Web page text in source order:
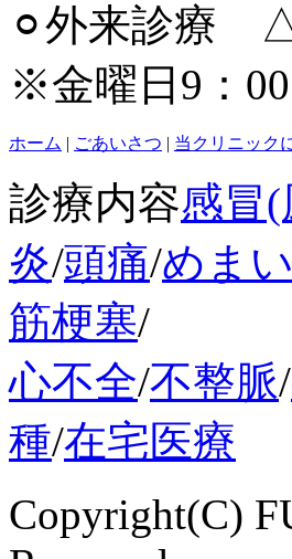
⚪︎外来診療
※金曜日9：
ホーム | ごあいさつ | 当クリニック
診療内容感冒(
炎/頭痛/めまい
筋梗塞/
心不全/不整脈/
種/在宅医療
Copyright(C)